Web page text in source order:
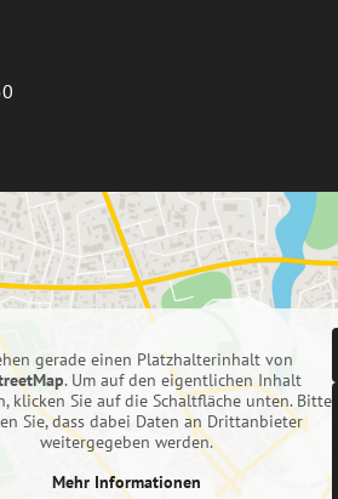
gerade einen Platzhalterinhalt von
. Um auf den eigentlichen Inhalt
klicken Sie auf die Schaltfläche unten. Bitte
Sie, dass dabei Daten an Drittanbieter
weitergegeben werden.
Mehr Informationen